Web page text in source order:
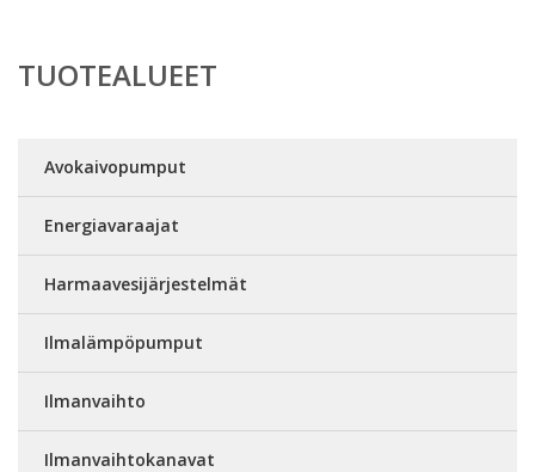
TUOTEALUEET
Avokaivopumput
Energiavaraajat
Harmaavesijärjestelmät
Ilmalämpöpumput
Ilmanvaihto
Ilmanvaihtokanavat